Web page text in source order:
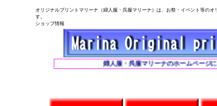
オリジナルプリントマリーナ（婦人服・呉服マリーナ）は、お祭・イベント等の
す。
ショップ情報
婦人服・呉服マリーナのホームページ